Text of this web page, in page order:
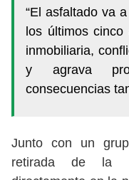
“El asfaltado va
los últimos
inmobiliaria,
y agrava
consecuencias
Junto con un
retirada de la